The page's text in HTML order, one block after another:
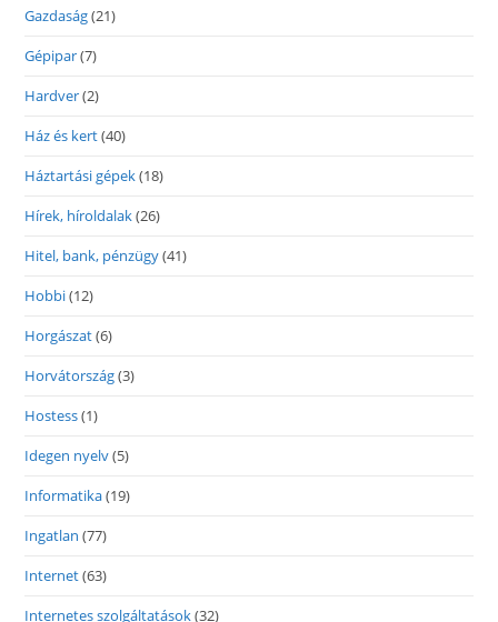
Gazdaság(21)
Gépipar(7)
Hardver(2)
Ház és kert(40)
Háztartási gépek(18)
Hírek, híroldalak(26)
Hitel, bank, pénzügy(41)
Hobbi(12)
Horgászat(6)
Horvátország(3)
Hostess(1)
Idegen nyelv(5)
Informatika(19)
Ingatlan (77)
Internet(63)
Internetes szolgáltatások(32)